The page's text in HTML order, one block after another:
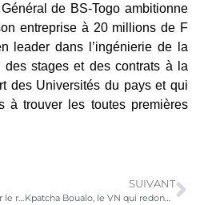
de BS-Togo ambitionne
entreprise à 20 millions de F
leader dans l’ingénierie de la
des stages et des contrats à la
des Universités du pays et qui
à trouver les toutes premières
Des superviseurs formés pour le référencement des indicateurs du PAEIJ-SP
SUIVANT
Kpatcha Boualo, le VN qui redonne le sourire aux orphelins à Pagouda